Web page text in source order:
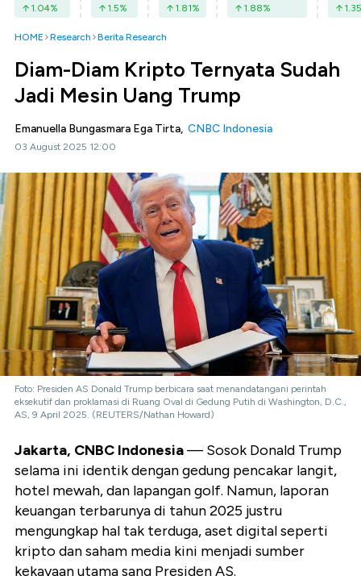
1.04% 1.5% 1.81% 1.88% 1.35
HOME Research Berita Research
Diam-Diam Kripto Ternyata Sudah
Jadi Mesin Uang Trump
Emanuella Bungasmara Ega Tirta, CNBC Indonesia
03 August 2025 12:00
Foto: Presiden AS Donald Trump berbicara saat menandatangani perintah
eksekutif dan proklamasi di Ruang Oval di Gedung Putih di Washington, D.C.,
AS, 9 April 2025. (REUTERS/Nathan Howard)
Jakarta, CNBC Indonesia— Sosok Donald Trump
selama ini identik dengan gedung pencakar langit,
hotel mewah, dan lapangan golf. Namun, laporan
keuangan terbarunya di tahun 2025 justru
mengungkap hal tak terduga, aset digital seperti
kripto dan saham media kini menjadi sumber
kekayaan utama sang Presiden AS.